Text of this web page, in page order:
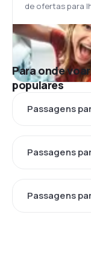
de ofertas para
Para onde
populares
Passagens
Passagens
Passagens